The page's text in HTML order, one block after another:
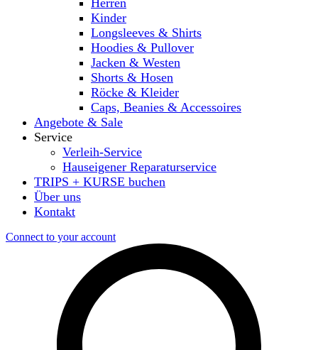
Herren
Kinder
Longsleeves & Shirts
Hoodies & Pullover
Jacken & Westen
Shorts & Hosen
Röcke & Kleider
Caps, Beanies & Accessoires
Angebote & Sale
Service
Verleih-Service
Hauseigener Reparaturservice
TRIPS + KURSE buchen
Über uns
Kontakt
Connect to your account